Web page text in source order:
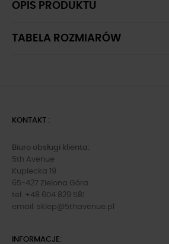
OPIS PRODUKTU
TABELA ROZMIARÓW
KONTAKT :
Biuro obsługi klienta:
5th Avenue
Kupiecka 19
65-427 Zielona Góra
tel: +48 604 829 581
email: sklep@5thavenue.pl
INFORMACJE: